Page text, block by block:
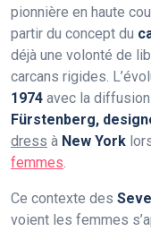
pionnière en haute
partir du concept du
déjà une volonté de
carcans rigides.
1974 avec la
Fürstenberg,
dress à New York
femmes
Ce contexte des
voient les femmes